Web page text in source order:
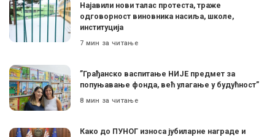
Најавили нови талас протеста, траже
одговорност виновника насиља, школе,
институција
7 мин за читање
”Грађанско васпитање НИЈЕ предмет за
попуњавање фонда, већ улагање у будућност”
8 мин за читање
Како до ПУНОГ износа јубиларне награде и